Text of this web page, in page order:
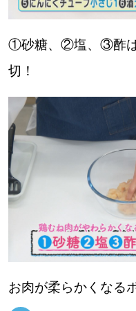
①砂糖、②塩、③酢は
切！
お肉が柔らかくなる